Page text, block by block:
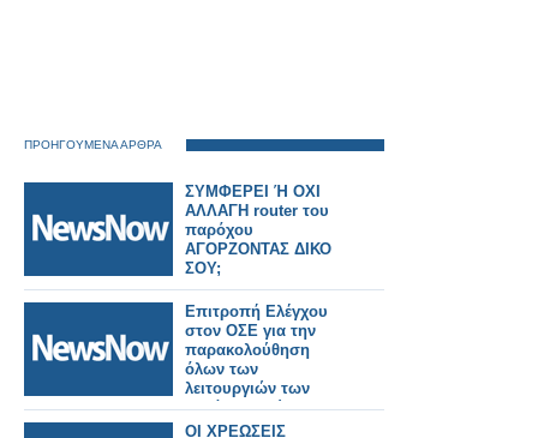
ΠΡΟΗΓΟΥΜΕΝΑ ΑΡΘΡΑ
ΣΥΜΦΕΡΕΙ Ή ΟΧΙ
ΑΛΛΑΓΗ router του
παρόχου
ΑΓΟΡΖΟΝΤΑΣ ΔΙΚΟ
ΣΟΥ;
Επιτροπή Ελέγχου
στον ΟΣΕ για την
παρακολούθηση
όλων των
λειτουργιών των
μονάδων τού
Οργανισμού
ΟΙ ΧΡΕΩΣΕΙΣ